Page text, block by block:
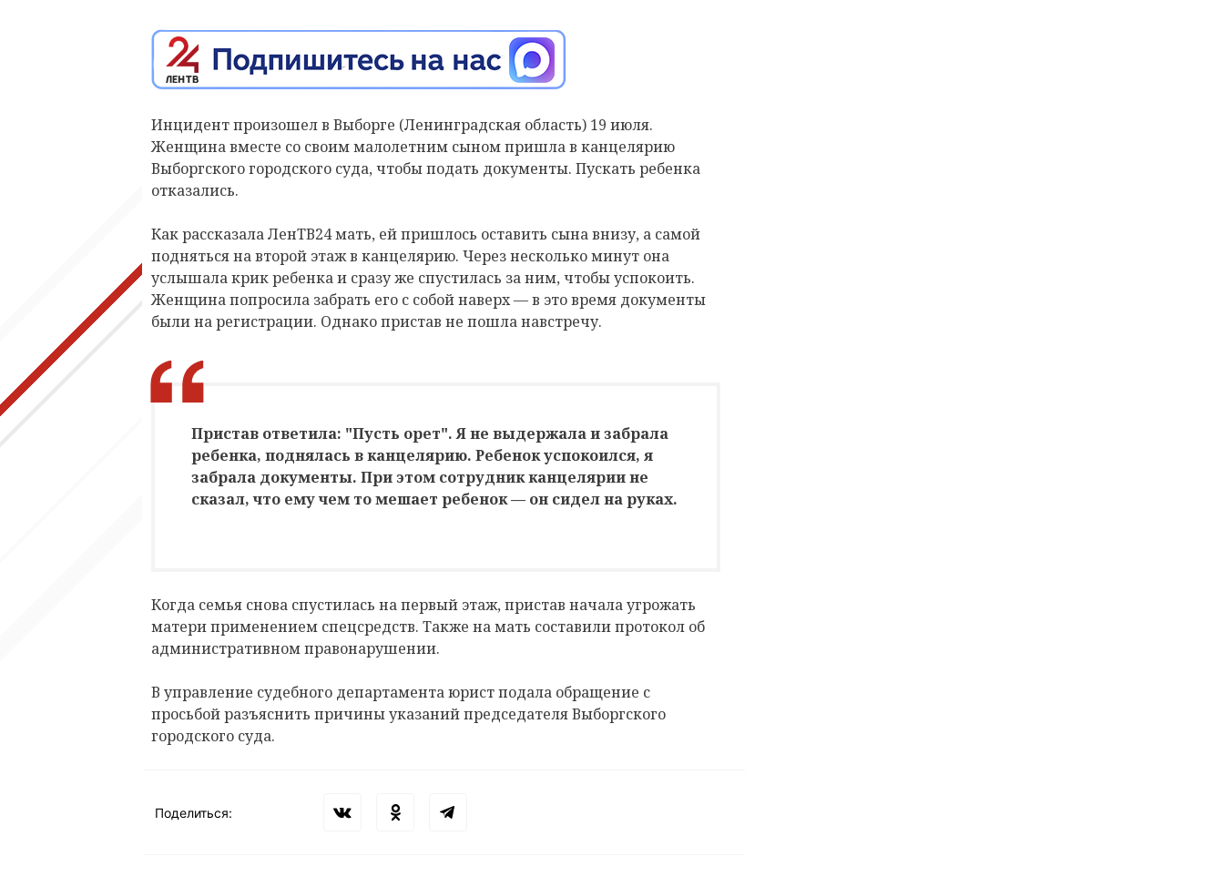
Инцидент произошел в Выборге (Ленинградская область) 19 июля.
Женщина вместе со своим малолетним сыном пришла в канцелярию
Выборгского городского суда, чтобы подать документы. Пускать ребенка
отказались.
Как рассказала ЛенТВ24 мать, ей пришлось оставить сына внизу, а самой
подняться на второй этаж в канцелярию. Через несколько минут она
услышала крик ребенка и сразу же спустилась за ним, чтобы успокоить.
Женщина попросила забрать его с собой наверх — в это время документы
были на регистрации. Однако пристав не пошла навстречу.
Пристав ответила: "Пусть орет". Я не выдержала и забрала
ребенка, поднялась в канцелярию. Ребенок успокоился, я
забрала документы. При этом сотрудник канцелярии не
сказал, что ему чем то мешает ребенок — он сидел на руках.
Когда семья снова спустилась на первый этаж, пристав начала угрожать
матери применением спецсредств. Также на мать составили протокол об
административном правонарушении.
В управление судебного департамента юрист подала обращение с
просьбой разъяснить причины указаний председателя Выборгского
городского суда.
Поделиться: